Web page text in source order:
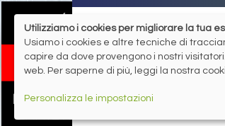
Utilizziamo i cookies per migliorare la tua
Usiamo i cookies e altre tecniche di
capire da dove provengono i nostri
web. Per saperne di più, leggi la nostra
Personalizza le impostazioni